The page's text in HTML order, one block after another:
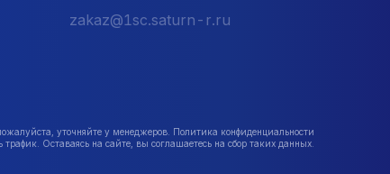
zakaz@1sc.saturn-r.ru
уточняйте у менеджеров. Политика конфиденциальности
Оставаясь на сайте, вы соглашаетесь на сбор таких данных.